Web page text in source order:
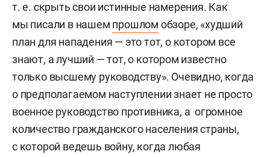
т. е. скрыть свои истинные намерения. Как
мы писали в нашем прошлом обзоре, «худший
план для нападения — это тот, о котором все
знают, а лучший — тот, о котором известно
только высшему руководству». Очевидно, когда
о предполагаемом наступлении знает не просто
военное руководство противника, а огромное
количество гражданского населения страны,
с которой ведешь войну, когда любая